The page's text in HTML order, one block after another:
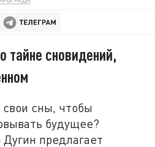
тайне сновидений,
сны, чтобы
будущее?
предлагает